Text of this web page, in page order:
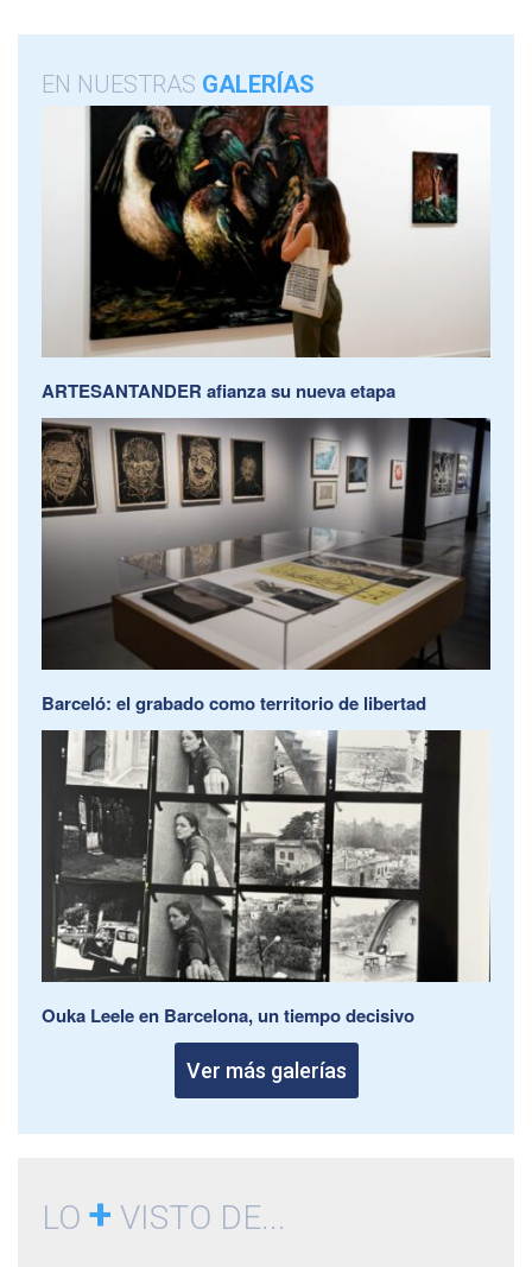
EN NUESTRAS GALERÍAS
ARTESANTANDER afianza su nueva etapa
Barceló: el grabado como territorio de libertad
Ouka Leele en Barcelona, un tiempo decisivo
Ver más galerías
LO + VISTO DE...